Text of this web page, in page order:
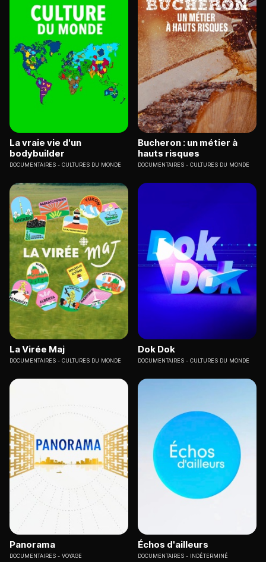
La vraie vie d'un
bodybuilder
DOCUMENTAIRES CULTURES DU MONDE
Bucheron : un métier à
hauts risques
DOCUMENTAIRES CULTURES DU MONDE
La Virée Maj
DOCUMENTAIRES CULTURES DU MONDE
Dok Dok
DOCUMENTAIRES CULTURES DU MONDE
Panorama
DOCUMENTAIRES VOYAGE
Échos d'ailleurs
DOCUMENTAIRES INDÉTERMINÉ